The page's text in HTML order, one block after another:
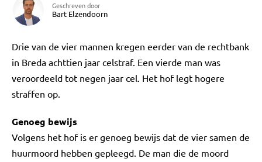
Geschreven door
Bart Elzendoorn
Drie van de vier mannen kregen eerder van de rechtbank
in Breda achttien jaar celstraf. Een vierde man was
veroordeeld tot negen jaar cel. Het hof legt hogere
straffen op.
Genoeg bewijs
Volgens het hof is er genoeg bewijs dat de vier samen de
huurmoord hebben gepleegd. De man die de moord